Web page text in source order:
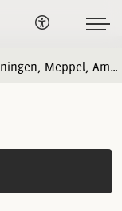
Zelfstandige boekhandel sinds 1945 te Groningen, Meppel, Amersfoort en Zwolle